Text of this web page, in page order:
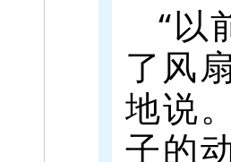
“以
了风
地说
子的